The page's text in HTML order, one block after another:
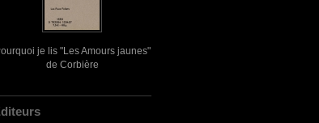
je lis "Les Amours jaunes"
de Corbière